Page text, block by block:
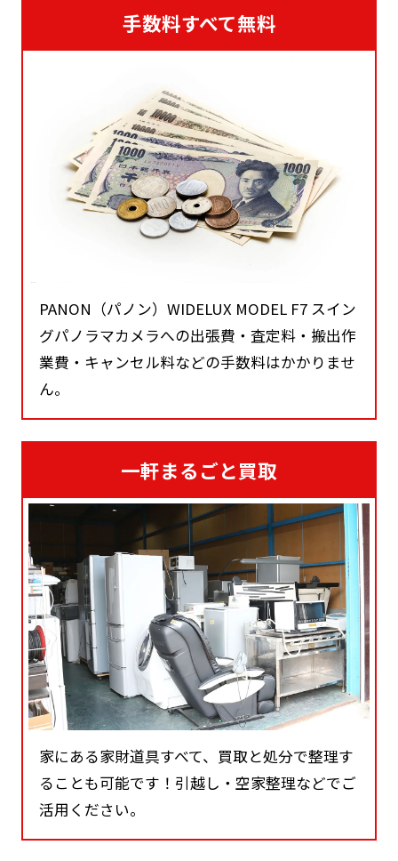
手数料すべて無料
PANON（パノン）WIDELUX MODEL F7 スイン
グパノラマカメラへの出張費・査定料・搬出作
業費・キャンセル料などの手数料はかかりませ
ん。
一軒まるごと買取
家にある家財道具すべて、買取と処分で整理す
ることも可能です！引越し・空家整理などでご
活用ください。